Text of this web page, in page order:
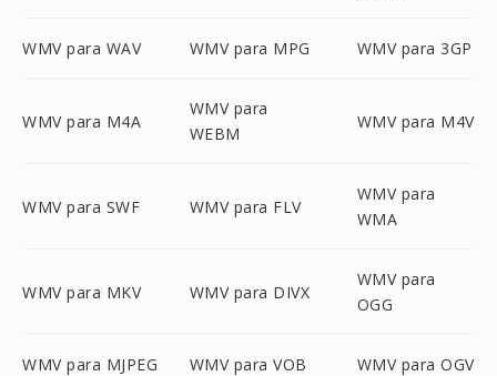
WMV para WAV WMV para MPG WMV para 3GP
WMV para M4A
WMV para
WEBM
WMV para M4V
WMV para SWF WMV para FLV
WMV para
WMA
WMV para MKV WMV para DIVX
WMV para
OGG
WMV para MJPEG WMV para VOB WMV para OGV